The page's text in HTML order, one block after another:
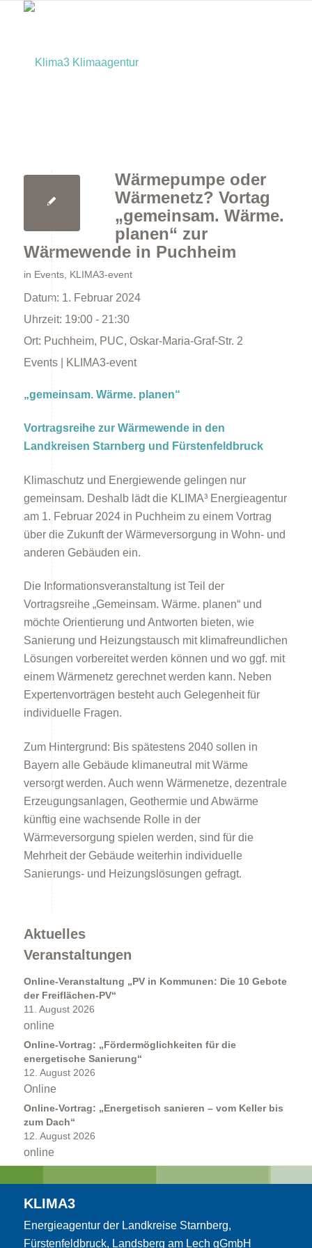
Energieberatung
Energiespartipps
Förderprogramme
Klimabildung
FAQs
Kommunen
Wärmepumpe oder
Wärmenetz? Vortag
„gemeinsam. Wärme.
planen“ zur
Wärmewende in Puchheim
in Events, KLIMA3-event
Datum: 1. Februar 2024
Uhrzeit: 19:00 - 21:30
Ort: Puchheim, PUC, Oskar-Maria-Graf-Str. 2
Events | KLIMA3-event
„gemeinsam. Wärme. planen“
Vortragsreihe zur Wärmewende in den
Landkreisen Starnberg und Fürstenfeldbruck
Klimaschutz und Energiewende gelingen nur
gemeinsam. Deshalb lädt die KLIMA³ Energieagentur
am 1. Februar 2024 in Puchheim zu einem Vortrag
über die Zukunft der Wärmeversorgung in Wohn- und
anderen Gebäuden ein.
Die Informationsveranstaltung ist Teil der
Vortragsreihe „Gemeinsam. Wärme. planen“ und
möchte Orientierung und Antworten bieten, wie
Sanierung und Heizungstausch mit klimafreundlichen
Lösungen vorbereitet werden können und wo ggf. mit
einem Wärmenetz gerechnet werden kann. Neben
Expertenvorträgen besteht auch Gelegenheit für
individuelle Fragen.
Zum Hintergrund: Bis spätestens 2040 sollen in
Bayern alle Gebäude klimaneutral mit Wärme
versorgt werden. Auch wenn Wärmenetze, dezentrale
Erzeugungsanlagen, Geothermie und Abwärme
künftig eine wachsende Rolle in der
Wärmeversorgung spielen werden, sind für die
Mehrheit der Gebäude weiterhin individuelle
Sanierungs- und Heizungslösungen gefragt.
Aktuelles
Veranstaltungen
Online-Veranstaltung „PV in Kommunen: Die 10 Gebote
der Freiflächen-PV“
11. August 2026
online
Online-Vortrag: „Fördermöglichkeiten für die
energetische Sanierung“
12. August 2026
Online
Online-Vortrag: „Energetisch sanieren – vom Keller bis
zum Dach“
12. August 2026
online
KLIMA3
Energieagentur der Landkreise Starnberg,
Fürstenfeldbruck, Landsberg am Lech gGmbH